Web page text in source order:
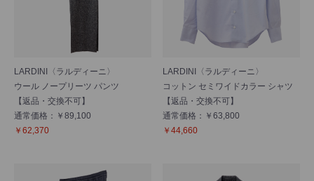
LARDINI〈ラルディーニ〉
ウール ノープリーツ パンツ
【返品・交換不可】
通常価格：￥89,100
￥62,370
LARDINI〈ラルディーニ〉
コットン セミワイドカラー シャツ
【返品・交換不可】
通常価格：￥63,800
￥44,660